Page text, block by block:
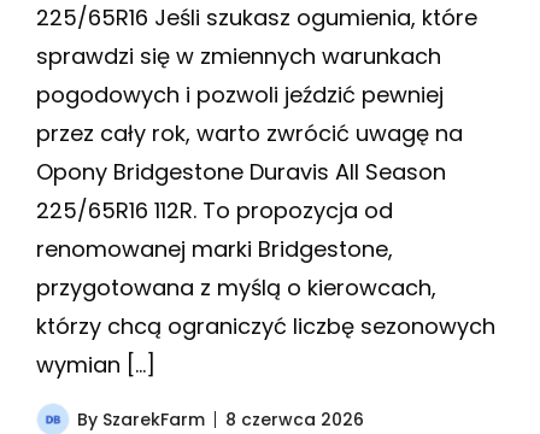
225/65R16 Jeśli szukasz ogumienia, które
sprawdzi się w zmiennych warunkach
pogodowych i pozwoli jeździć pewniej
przez cały rok, warto zwrócić uwagę na
Opony Bridgestone Duravis All Season
225/65R16 112R. To propozycja od
renomowanej marki Bridgestone,
przygotowana z myślą o kierowcach,
którzy chcą ograniczyć liczbę sezonowych
wymian […]
By SzarekFarm 8 czerwca 2026